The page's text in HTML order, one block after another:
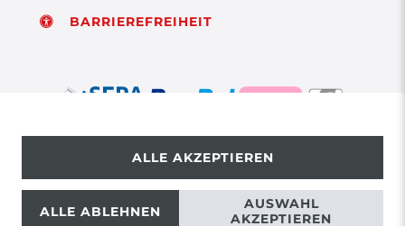
BARRIEREFREIHEIT
© Copyright 2026 | Alle Rechte vorbehalten.
ALLE AKZEPTIEREN
ALLE ABLEHNEN
AUSWAHL
AKZEPTIEREN